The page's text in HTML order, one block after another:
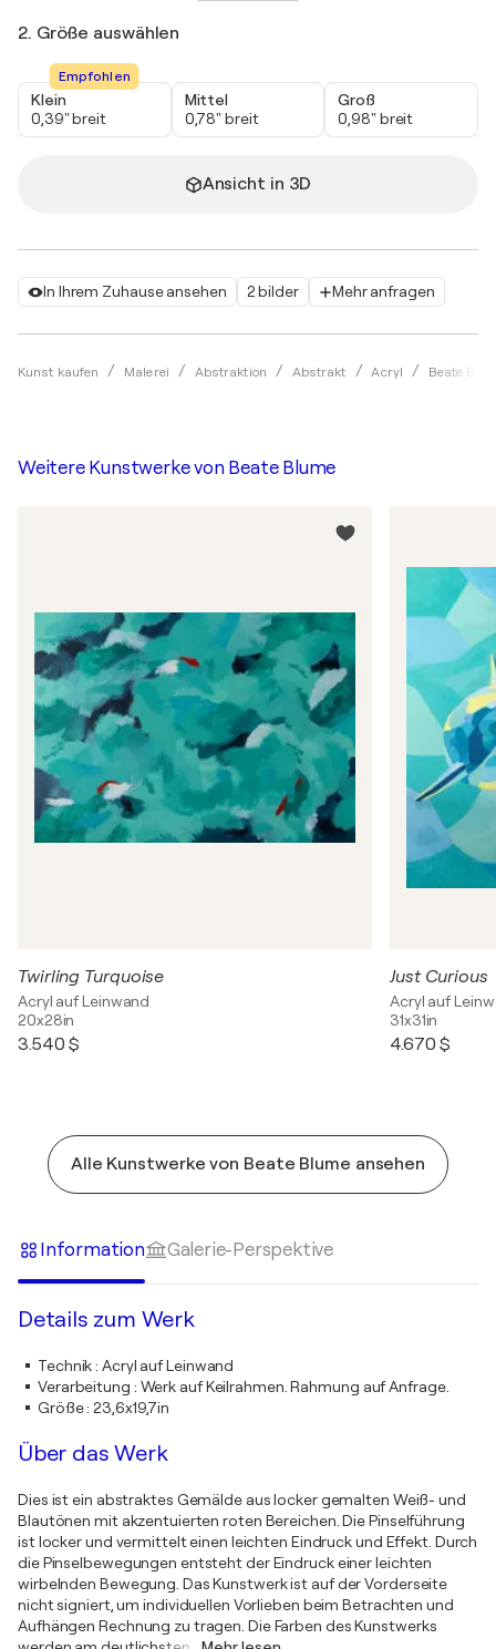
In Ihrem Zuhause ansehen 2 bilder Mehr anfragen
Kunst kaufen Malerei Abstraktion Abstrakt Acryl Beate
2. Größe auswählen
Empfohlen
Klein
0,39" breit
Mittel
0,78" breit
Groß
0,98" breit
Ansicht in 3D
Weitere Kunstwerke von Beate Blume
Twirling Turquoise
Acryl auf Leinwand
20x28in
3.540 $
Just Curious
Acryl auf
31x31in
4.670 $
Alle Kunstwerke von Beate Blume ansehen
Information Galerie-Perspektive
Details zum Werk
Technik:Acryl auf Leinwand
Verarbeitung : Werk auf Keilrahmen. Rahmung auf Anfrage.
Größe: 23,6x19,7in
Über das Werk
Dies ist ein abstraktes Gemälde aus locker gemalten Weiß- und
Blautönen mit akzentuierten roten Bereichen. Die Pinselführung
ist locker und vermittelt einen leichten Eindruck und Effekt. Durch
die Pinselbewegungen entsteht der Eindruck einer leichten
wirbelnden Bewegung. Das Kunstwerk ist auf der Vorderseite
nicht signiert, um individuellen Vorlieben beim Betrachten und
Aufhängen Rechnung zu tragen. Die Farben des Kunstwerks